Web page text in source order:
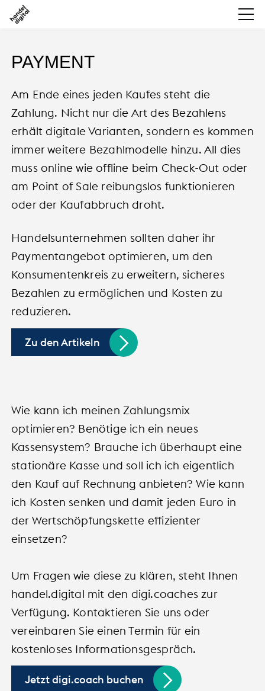
PAYMENT
Am Ende eines jeden Kaufes steht die
Zahlung. Nicht nur die Art des Bezahlens
erhält digitale Varianten, sondern es kommen
immer weitere Bezahlmodelle hinzu. All dies
muss online wie offline beim Check-Out oder
am Point of Sale reibungslos funktionieren
oder der Kaufabbruch droht.
Handelsunternehmen sollten daher ihr
Paymentangebot optimieren, um den
Konsumentenkreis zu erweitern, sicheres
Bezahlen zu ermöglichen und Kosten zu
reduzieren.
Zu den Artikeln
Wie kann ich meinen Zahlungsmix
optimieren? Benötige ich ein neues
Kassensystem? Brauche ich überhaupt eine
stationäre Kasse und soll ich ich eigentlich
den Kauf auf Rechnung anbieten? Wie kann
ich Kosten senken und damit jeden Euro in
der Wertschöpfungskette effizienter
einsetzen?
Um Fragen wie diese zu klären, steht Ihnen
handel.digital mit den digi.coaches zur
Verfügung. Kontaktieren Sie uns oder
vereinbaren Sie einen Termin für ein
kostenloses Informationsgespräch.
Jetzt digi.coach buchen